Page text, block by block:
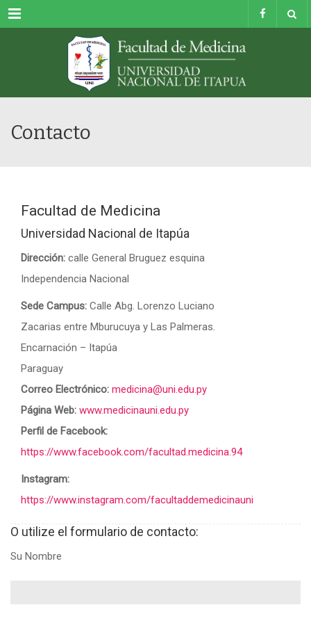
Menu
Contacto
Facultad de Medicina
Universidad Nacional de Itapúa
Dirección: calle General Bruguez esquina
Independencia Nacional
Sede Campus: Calle Abg. Lorenzo Luciano
Zacarias entre Mburucuya y Las Palmeras.
Encarnación – Itapúa
Paraguay
Correo Electrónico: medicina@uni.edu.py
Página Web: www.medicinauni.edu.py
Perfil de Facebook:
https://www.facebook.com/facultad.medicina.94
Instagram:
https://www.instagram.com/facultaddemedicinauni
O utilize el formulario de contacto:
Su Nombre